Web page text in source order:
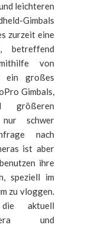
leichteren
Gimbals
zurzeit eine
betreffend
von
ein großes
Gimbals,
nur schwer
nach
ist aber
ihre
speziell im
zu vloggen.
aktuell
und